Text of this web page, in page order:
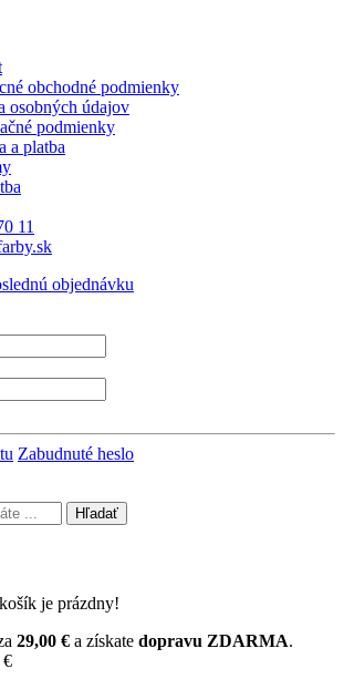
obchodné podmienky
osobných údajov
podmienky
a platba
11
objednávku
Zabudnuté heslo
Hľadať
je prázdny!
29,00 € a získate dopravu ZDARMA.
€